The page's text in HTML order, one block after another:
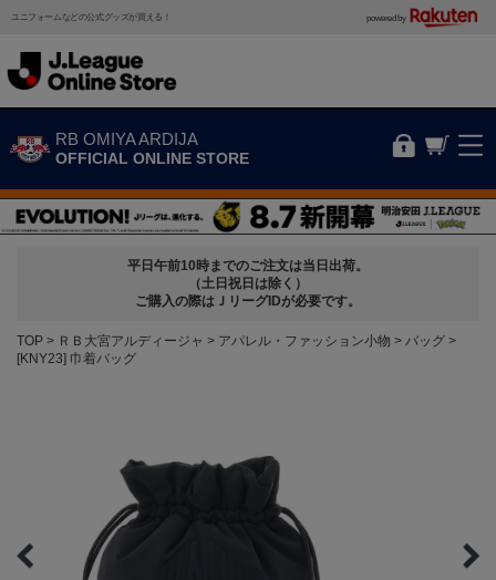
ユニフォームなどの公式グッズが買える！ powered by
RB OMIYA ARDIJA
OFFICIAL ONLINE STORE
平日午前10時までのご注文は当日出荷。
（土日祝日は除く）
ご購入の際はＪリーグIDが必要です。
TOP ＲＢ大宮アルディージャ アパレル・ファッション小物
バッグ
[KNY23] 巾着バッグ